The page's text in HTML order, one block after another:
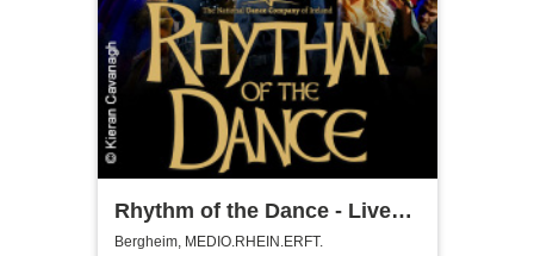
Rhythm of the Dance - Live
2027
Bergheim, MEDIO.RHEIN.ERFT.